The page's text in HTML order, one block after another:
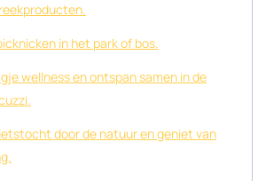
in het park of bos.
wellness en ontspan samen in de
door de natuur en geniet van